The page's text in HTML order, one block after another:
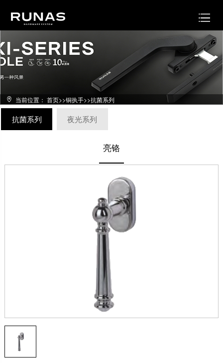
当前位置： 首页>>铜执手>>抗菌系列
抗菌系列 夜光系列
亮铬